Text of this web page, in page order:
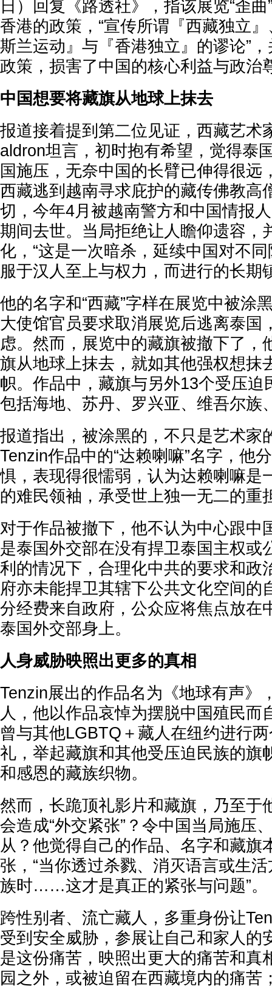
日）回复《路透社》，指该展览“歪
香港的政策，“宣传所谓『西藏独立
斯兰运动』与『香港独立』的谬论”
政策，损害了中国的核心利益与政治
中国想要将藏旗从地球上抹去
报道接着提到第二位见证，西藏艺术
aldron坦言，初时抱有希望，觉得泰
国施压，无奈中国的长臂已伸得很远
西藏逃到越南寻求庇护的藏传佛教高
切，今年4月被越南警方和中国情报
期间去世。当局拒绝让人瞻仰遗容，
化，“这是一次暗杀，延续中国对不
服于汉人至上与权力，而进行的长期
他的名字和“西藏”字样在展览中被涂
大使馆官员要求取消展览后逃离泰国
虑。然而，展览中的藏旗被撤下了，
旗从地球上抹去，就如其他强权想抹
帜。作品中，藏旗与另外13个受压迫
包括海地、苏丹、罗兴亚、维吾尔族
报道指出，被涂黑的，不只是艺术家
Tenzin作品中的“达赖喇嘛”名字，他
惧，表现得很懦弱，认为达赖喇嘛是
的难民领袖，承受世上独一无二的重
对于作品被撤下，他不认为中心跟中
是泰国外交部在没有捍卫泰国主权或
利的情况下，合理化中共的要求和政
府亦未能捍卫其辖下公共文化空间的
分经费来自政府，公众应将焦点放在
泰国外交部身上。
人身威胁映照出更多的真相
Tenzin展出的作品名为《地球有声》
人，他以作品哀悼为摆脱中国殖民而
曾与其他LGBTQ＋藏人在纽约进行
礼，举起藏旗和其他受压迫民族的旗
和感恩的藏族织物。
然而，长跪顶礼影片和藏旗，乃至于
会造成“外交紧张”？令中国当局施压
从？他觉得自己的作品、名字和藏旗
张，“当你透过杀戮、消灭语言或生
族时……这才是真正的紧张与问题”。
跨性别者、流亡藏人，多重身份让
受到安全威胁，参展让自己和家人的
是这份痛苦，映照出更大的痛苦和真
园之外，或被迫留在西藏境内的痛苦